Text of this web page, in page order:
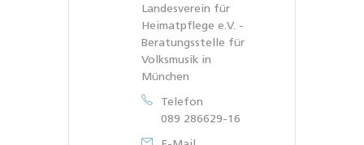
Landesverein für
Heimatpflege e.V. -
Beratungsstelle für
Volksmusik in
München
Telefon
089 286629-16